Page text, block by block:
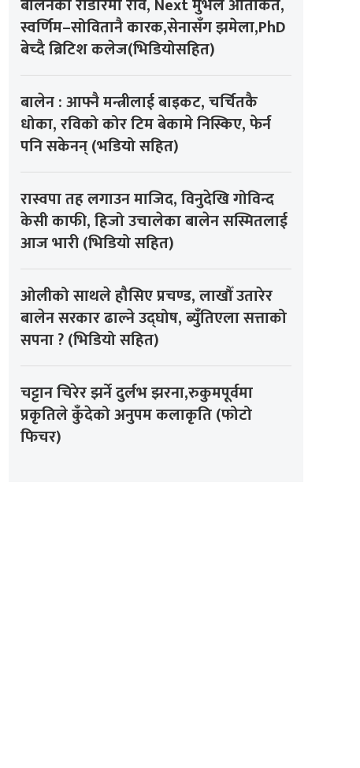
स्वर्णिम–सोवितानै कारक,सेनासँग झमेला,PhD
बेच्दै ब्रिटिश कलेज(भिडियोसहित)
बालेन : आफ्नै मन्त्रीलाई बाइकट, चर्चितकै
धोका, रविको कोर टिम बेकामे निस्किए, फेर्न
पनि सकेनन् (भडियो सहित)
रास्वपा तह लगाउन माजिद, विनुदेखि गोविन्द
केसी काफी, हिजो उचालेका बालेन सस्मितलाई
आज भारी (भिडियो सहित)
ओलीको साथले हौसिए प्रचण्ड, लाखौँ उतारेर
बालेन सरकार ढाल्ने उद्घोष, ब्युँतिएला सत्ताको
सपना ? (भिडियो सहित)
चट्टान चिरेर झर्ने दुर्लभ झरना,रुकुमपूर्वमा
प्रकृतिले कुँदेको अनुपम कलाकृति (फोटो
फिचर)